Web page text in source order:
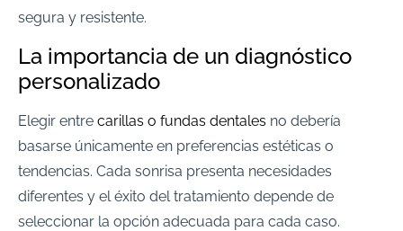
segura y resistente.
La importancia de un diagnóstico
personalizado
Elegir entre carillas o fundas dentales no debería
basarse únicamente en preferencias estéticas o
tendencias. Cada sonrisa presenta necesidades
diferentes y el éxito del tratamiento depende de
seleccionar la opción adecuada para cada caso.